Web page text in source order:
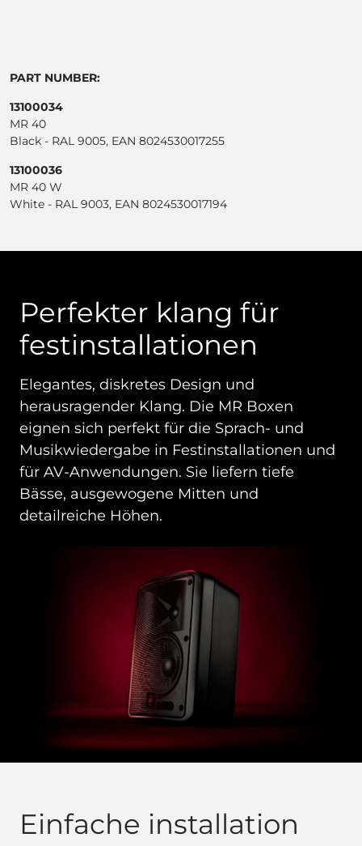
PART NUMBER:
13100034
MR 40
Black - RAL 9005, EAN 8024530017255
13100036
MR 40 W
White - RAL 9003, EAN 8024530017194
Perfekter klang für
festinstallationen
Elegantes, diskretes Design und
herausragender Klang. Die MR Boxen
eignen sich perfekt für die Sprach- und
Musikwiedergabe in Festinstallationen und
für AV-Anwendungen. Sie liefern tiefe
Bässe, ausgewogene Mitten und
detailreiche Höhen.
Einfache installation